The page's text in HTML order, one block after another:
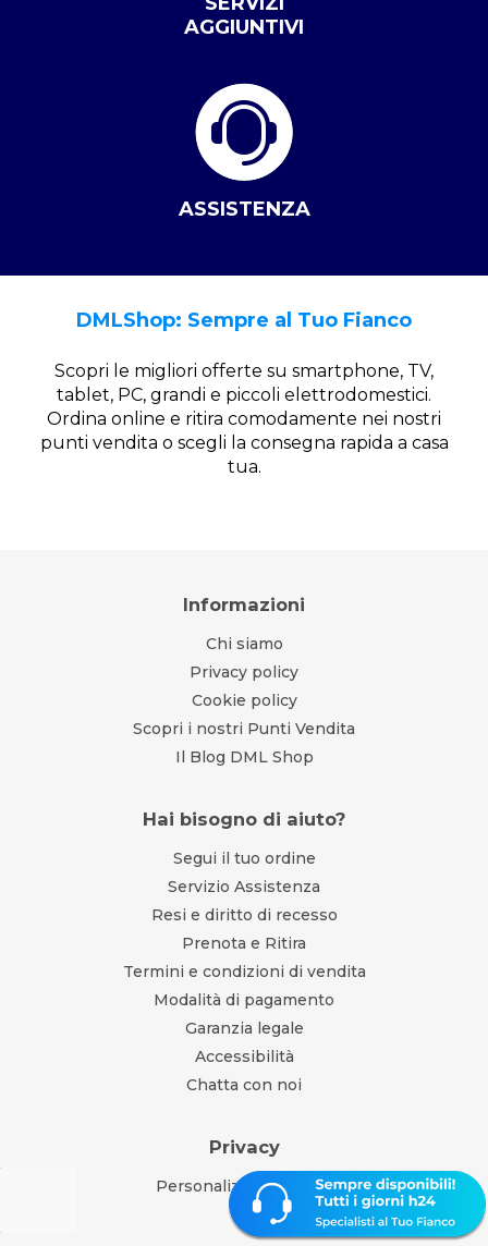
AGGIUNTIVI
ASSISTENZA
DMLShop: Sempre al Tuo Fianco
Scopri le migliori offerte su smartphone, TV,
tablet, PC, grandi e piccoli elettrodomestici.
Ordina online e ritira comodamente nei nostri
punti vendita o scegli la consegna rapida a casa
tua.
Informazioni
Chi siamo
Privacy policy
Cookie policy
Scopri i nostri Punti Vendita
Il Blog DML Shop
Hai bisogno di aiuto?
Segui il tuo ordine
Servizio Assistenza
Resi e diritto di recesso
Prenota e Ritira
Termini e condizioni di vendita
Modalità di pagamento
Garanzia legale
Accessibilità
Chatta con noi
Privacy
Personalizza consensi